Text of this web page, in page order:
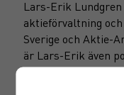
Lars-Erik
aktieförvaltning
Sverige och Aktie-
är Lars-Erik även
aktieförvaltningen